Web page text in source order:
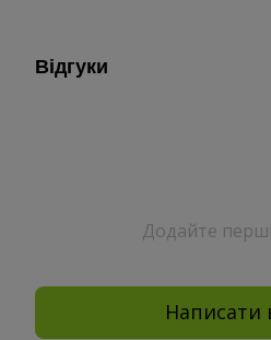
Відгуки
Додайте
Написати